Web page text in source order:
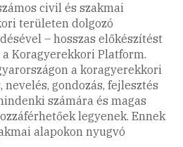
civil és szakmai
területen dolgozó
– hosszas előkészítést
Koragyerekkori Platform.
a koragyerekkori
gondozás, fejlesztés
számára és magas
legyenek. Ennek
alapokon nyugvó